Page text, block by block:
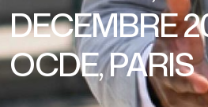
DECEMBRE
OCDE, PARIS